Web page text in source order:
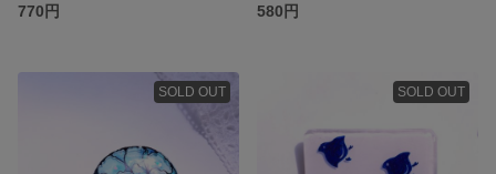
770円
580円
SOLD OUT SOLD OUT